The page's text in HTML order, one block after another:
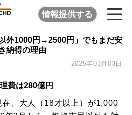
情報提供する
外1000円→2500円」でもまだ安
納得の理由
2025年03月03日
費は280億円
、大人（18才以上）が1,000